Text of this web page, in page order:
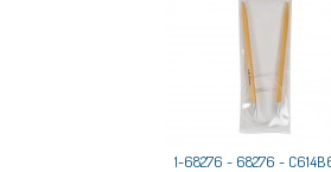
1-68276 - 68276 -